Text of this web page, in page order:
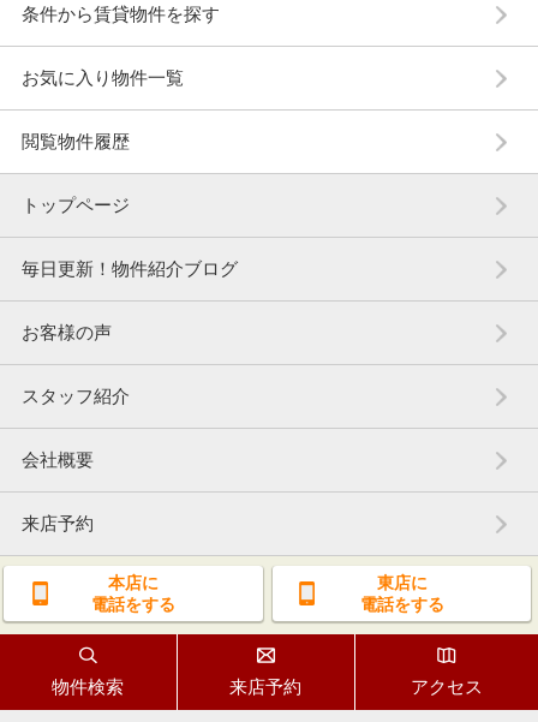
条件から賃貸物件を探す
お気に入り物件一覧
閲覧物件履歴
トップページ
毎日更新！物件紹介ブログ
お客様の声
スタッフ紹介
会社概要
来店予約
本店に
電話をする
東店に
電話をする
物件検索 来店予約 アクセス